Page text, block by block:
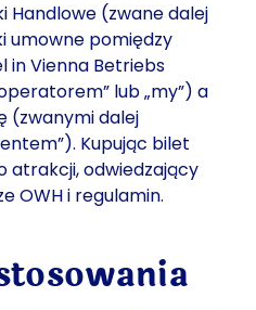
Handlowe (zwane dalej
umowne pomiędzy
in Vienna Betriebs
lub „my”) a
(zwanymi dalej
Kupując bilet
atrakcji, odwiedzający
OWH i regulamin.